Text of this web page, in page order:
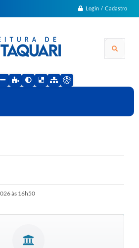
Login / Cadastro
às 16h50